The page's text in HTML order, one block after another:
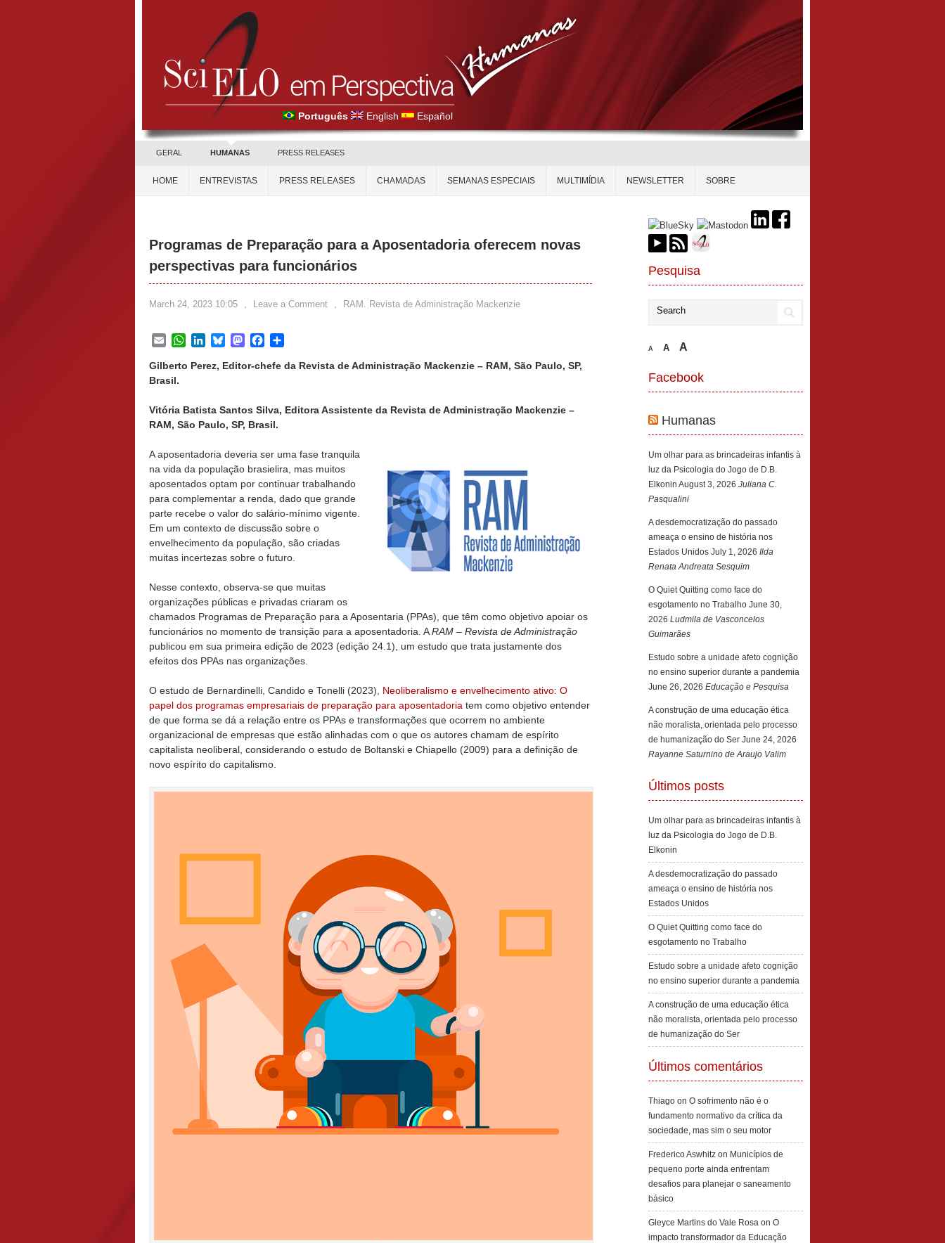
Português English Español
GERAL HUMANAS PRESS RELEASES
HOME ENTREVISTAS PRESS RELEASES CHAMADAS SEMANAS ESPECIAIS MULTIMÍDIA NEWSLETTER SOBRE
Programas de Preparação para a Aposentadoria oferecem novas
perspectivas para funcionários
March 24, 2023 10:05 , Leave a Comment , RAM. Revista de Administração Mackenzie
EmailWhatsApp
LinkedInBlueskyMastodonFacebook
Gilberto Perez, Editor-chefe da Revista de Administração Mackenzie – RAM, São Paulo, SP,
Brasil.
Vitória Batista Santos Silva, Editora Assistente da Revista de Administração Mackenzie –
RAM, São Paulo, SP, Brasil.
A aposentadoria deveria ser uma fase tranquila
na vida da população brasielira, mas muitos
aposentados optam por continuar trabalhando
para complementar a renda, dado que grande
parte recebe o valor do salário-mínimo vigente.
Em um contexto de discussão sobre o
envelhecimento da população, são criadas
muitas incertezas sobre o futuro.
Nesse contexto, observa-se que muitas
organizações públicas e privadas criaram os
chamados Programas de Preparação para a Aposentaria (PPAs), que têm como objetivo apoiar os
funcionários no momento de transição para a aposentadoria. ARAM – Revista de Administração
publicou em sua primeira edição de 2023 (edição 24.1), um estudo que trata justamente dos
efeitos dos PPAs nas organizações.
O estudo de Bernardinelli, Candido e Tonelli (2023), Neoliberalismo e envelhecimento ativo: O
papel dos programas empresariais de preparação para aposentadoria tem como objetivo entender
de que forma se dá a relação entre os PPAs e transformações que ocorrem no ambiente
organizacional de empresas que estão alinhadas com o que os autores chamam de espírito
capitalista neoliberal, considerando o estudo de Boltanski e Chiapello (2009) para a definição de
novo espírito do capitalismo.
Pesquisa
A A A
Facebook
Humanas
Um olhar para as brincadeiras infantis à
luz da Psicologia do Jogo de D.B.
Elkonin August 3, 2026 Juliana C.
Pasqualini
A desdemocratização do passado
ameaça o ensino de história nos
Estados Unidos July 1, 2026 Ilda
Renata Andreata Sesquim
O Quiet Quitting como face do
esgotamento no Trabalho June 30,
2026 Ludmila de Vasconcelos
Guimarães
Estudo sobre a unidade afeto cognição
no ensino superior durante a pandemia
June 26, 2026 Educação e Pesquisa
A construção de uma educação ética
não moralista, orientada pelo processo
de humanização do Ser June 24, 2026
Rayanne Saturnino de Araujo Valim
Últimos posts
Um olhar para as brincadeiras infantis à
luz da Psicologia do Jogo de D.B.
Elkonin
A desdemocratização do passado
ameaça o ensino de história nos
Estados Unidos
O Quiet Quitting como face do
esgotamento no Trabalho
Estudo sobre a unidade afeto cognição
no ensino superior durante a pandemia
A construção de uma educação ética
não moralista, orientada pelo processo
de humanização do Ser
Últimos comentários
Thiago on O sofrimento não é o
fundamento normativo da crítica da
sociedade, mas sim o seu motor
Frederico Aswhitz on Municípios de
pequeno porte ainda enfrentam
desafios para planejar o saneamento
básico
Gleyce Martins do Vale Rosa on O
impacto transformador da Educação